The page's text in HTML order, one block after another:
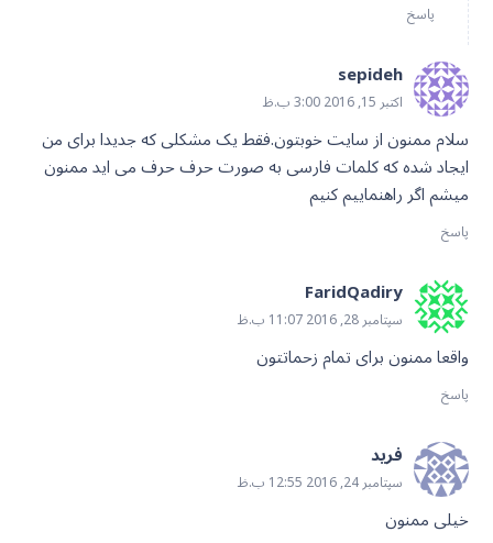
پاسخ
sepideh
اکتبر 15, 2016 3:00 ب.ظ
سلام ممنون از سایت خوبتون.فقط یک مشکلى که جدیدا براى من
ایجاد شده که کلمات فارسى به صورت حرف حرف مى اید ممنون
میشم اگر راهنماییم کنیم
پاسخ
FaridQadiry
سپتامبر 28, 2016 11:07 ب.ظ
واقعا ممنون برای تمام زحماتتون
پاسخ
فرید
سپتامبر 24, 2016 12:55 ب.ظ
خیلی ممنون